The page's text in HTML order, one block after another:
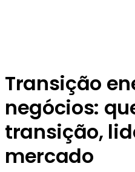
Transição
negócios:
transição,
mercado